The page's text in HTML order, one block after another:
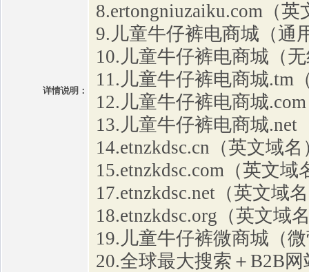
详情说明：
8.ertongniuzaiku.com（英
9.儿童牛仔裤电商城（通
10.儿童牛仔裤电商城（
11.儿童牛仔裤电商城.tm
12.儿童牛仔裤电商城
13.儿童牛仔裤电商城.net
14.etnzkdsc.cn（英文域名
15.etnzkdsc.com（英文域
17.etnzkdsc.net（英文域
18.etnzkdsc.org（英文域
19.儿童牛仔裤微商城（
20.全球最大搜索＋B2B